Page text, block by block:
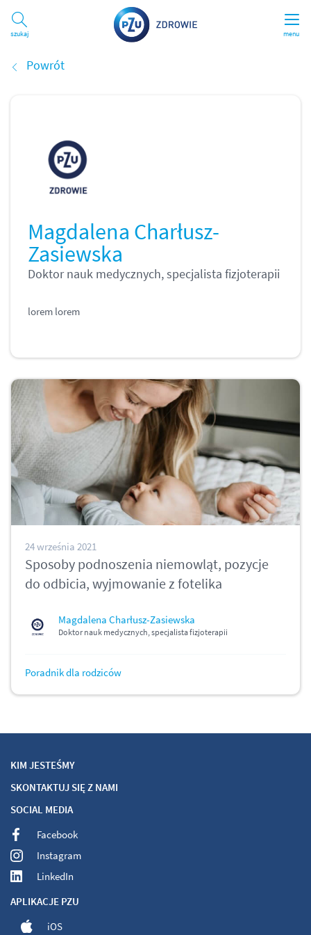
menu
Szukaj
Powrót
Magdalena Charłusz-
Zasiewska
Doktor nauk medycznych, specjalista fizjoterapii
lorem lorem
24 września 2021
Sposoby podnoszenia niemowląt, pozycje
do odbicia, wyjmowanie z fotelika
Magdalena Charłusz-Zasiewska
Doktor nauk medycznych, specjalista fizjoterapii
Poradnik dla rodziców
KIM JESTEŚMY
SKONTAKTUJ SIĘ Z NAMI
SOCIAL MEDIA
Facebook
Instagram
LinkedIn
APLIKACJE PZU
iOS